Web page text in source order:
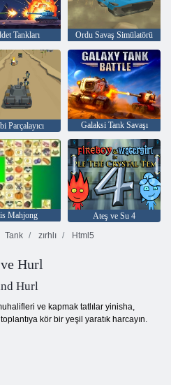
Tankları Ordu Savaş Simülatörü
Parçalayıcı Galaksi Tank Savaşı
Mahjong
Ateş ve Su 4
Tank zırhlı Html5
Hurl
Hurl
ve kapmak tatlılar yinisha,
kör bir yeşil yaratık harcayın.